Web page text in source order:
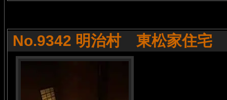
No.9342 明治村 東松家住宅